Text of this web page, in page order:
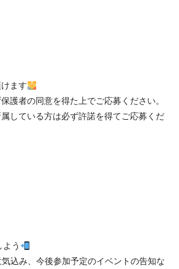
ます
護者の同意を得た上でご応募ください。
している方は必ず許諾を得てご応募くだ
う
込み、今後参加予定のイベントの告知な